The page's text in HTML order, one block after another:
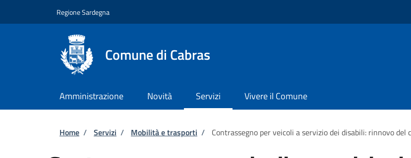
Regione Sardegna
Comune di Cabras
Amministrazione Novità Servizi Vivere il Comune
Briciole di pane
Home / Servizi / Mobilità e trasporti / Contrassegno per veicoli a servizio dei disabili: rinnovo del